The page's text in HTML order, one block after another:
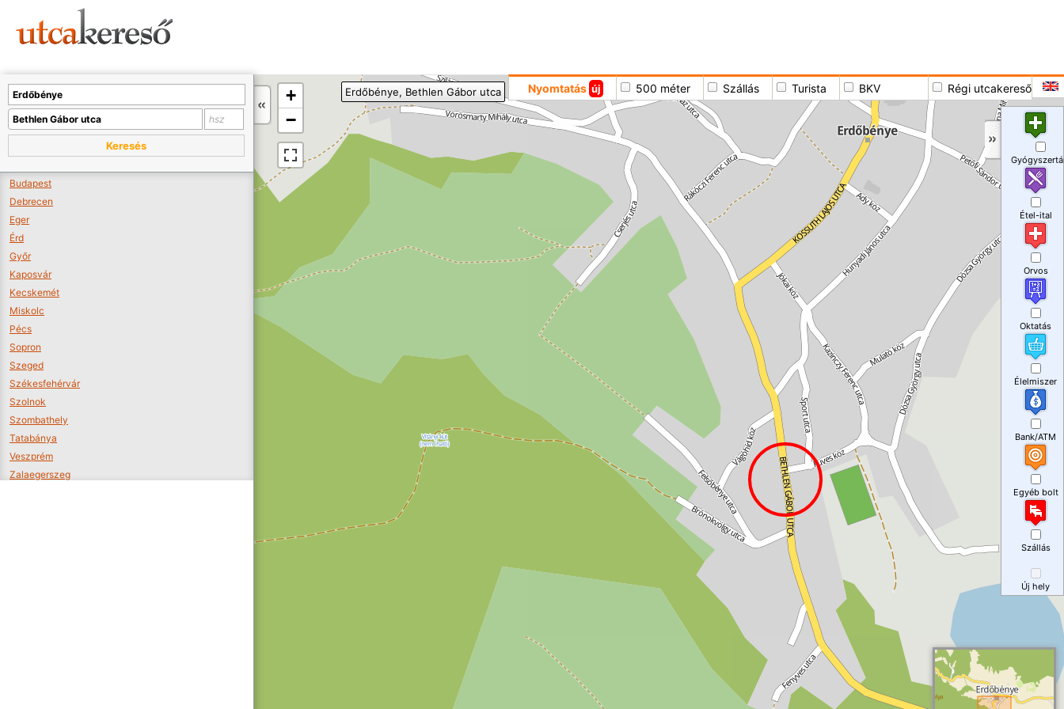
+
−
Nyomtatás új 500 méter Szállás Turista BKV Régi utcakereső
Erdőbénye, Bethlen Gábor utca
Keresés
Budapest
Debrecen
Eger
Érd
Győr
Kaposvár
Kecskemét
Miskolc
Pécs
Sopron
Szeged
Székesfehérvár
Szolnok
Szombathely
Tatabánya
Veszprém
Zalaegerszeg
Étel-ital
Orvos
Oktatás
Élelmiszer
Bank/ATM
Egyéb bolt
Szállás
Új hely
A térképet kicsinyíteni kell, hogy látszódjanak a boltok.
Boltok látszódjanak >>